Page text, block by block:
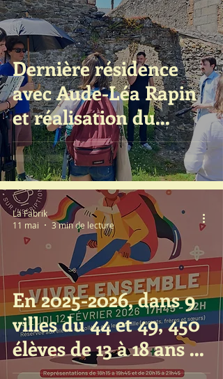
Dernière résidence
avec Aude-Léa Rapin
et réalisation du
dernier épisode d'une
série pilote à
destination des salles
de cinéma...
En 2025-2026, dans 9
villes du 44 et 49, 450
élèves de 13 à 18 ans se
sont engagé-e-s en
La Fabrik
11 mai
3 min de lecture